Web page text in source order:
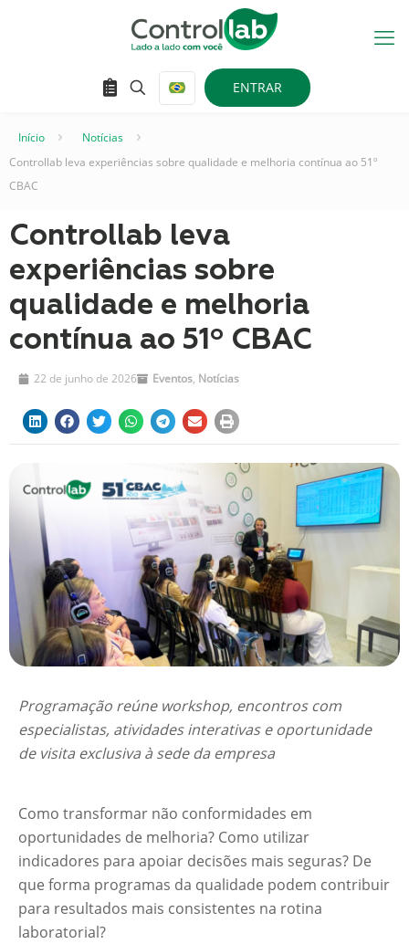
ENTRAR
Início Notícias
Controllab leva experiências sobre qualidade e melhoria contínua ao 51º
CBAC
Controllab leva
experiências sobre
qualidade e melhoria
contínua ao 51º CBAC
22 de junho de 2026 Eventos, Notícias
Programação reúne workshop, encontros com
especialistas, atividades interativas e oportunidade
de visita exclusiva à sede da empresa
Como transformar não conformidades em
oportunidades de melhoria? Como utilizar
indicadores para apoiar decisões mais seguras? De
que forma programas da qualidade podem contribuir
para resultados mais consistentes na rotina
laboratorial?